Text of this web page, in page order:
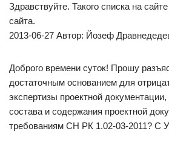
Здравствуйте. Такого списка на
сайта.
2013-06-27 Автор: Йозеф
Доброго времени суток! Прошу
достаточным основанием для
экспертизы проектной документации,
состава и содержания проектной
требованиям СН РК 1.02-03-2011? С